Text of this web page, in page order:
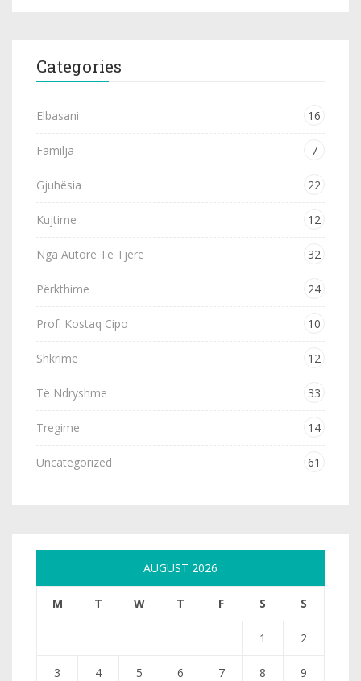
Categories
Elbasani 16
Familja 7
Gjuhësia 22
Kujtime 12
Nga Autorë Të Tjerë 32
Përkthime 24
Prof. Kostaq Cipo 10
Shkrime 12
Të Ndryshme 33
Tregime 14
Uncategorized 61
AUGUST 2026
M T W T F S S
1 2
3 4 5 6 7 8 9